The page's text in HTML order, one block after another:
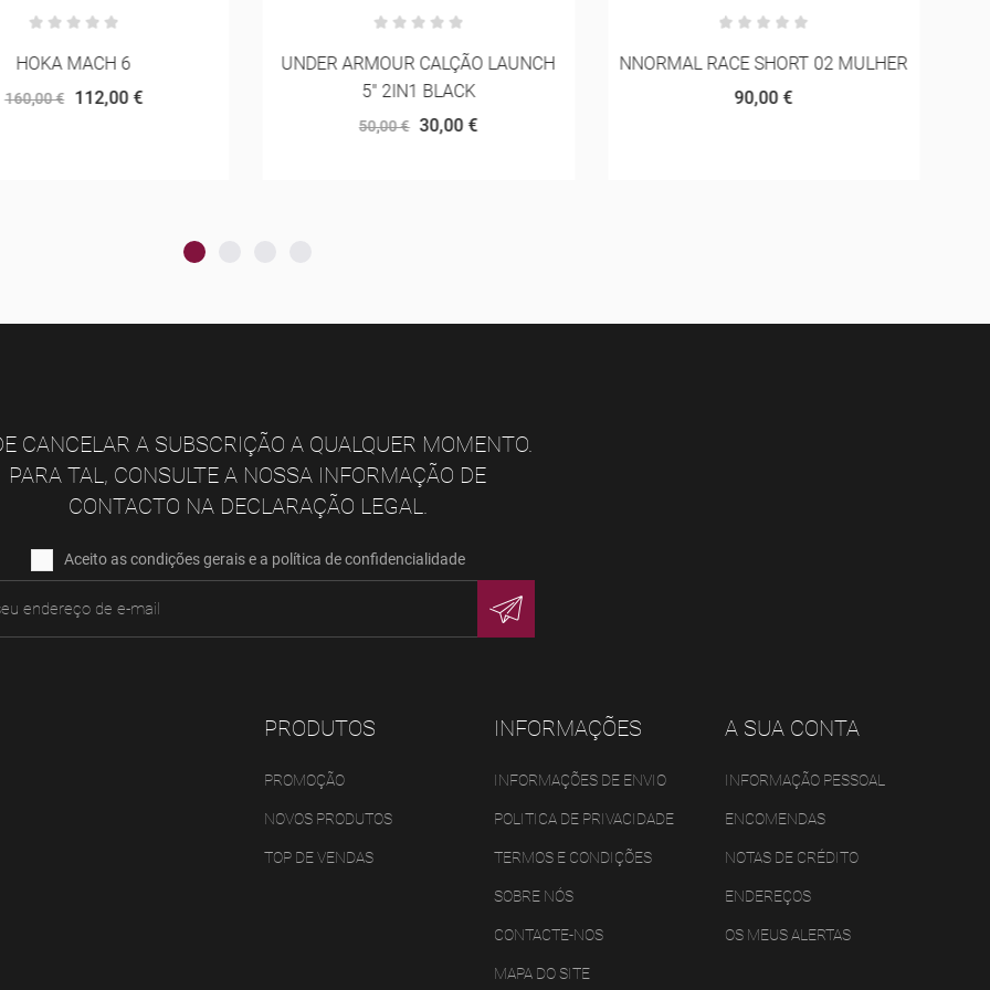
HOKA MACH 6
160,00 € 112,00 €
UNDER ARMOUR CALÇÃO LAUNCH
5" 2IN1 BLACK
50,00 € 30,00 €
NNORMAL RACE SHORT 02 MULHER
90,00 €
CANCELAR A SUBSCRIÇÃO A QUALQUER MOMENTO.
PARA TAL, CONSULTE A NOSSA INFORMAÇÃO DE
CONTACTO NA DECLARAÇÃO LEGAL.
Aceito as condições gerais e a política de confidencialidade
PRODUTOS
PROMOÇÃO
NOVOS PRODUTOS
TOP DE VENDAS
INFORMAÇÕES
INFORMAÇÕES DE ENVIO
POLITICA DE PRIVACIDADE
TERMOS E CONDIÇÕES
SOBRE NÓS
CONTACTE-NOS
MAPA DO SITE
A SUA CONTA
INFORMAÇÃO PESSOAL
ENCOMENDAS
NOTAS DE CRÉDITO
ENDEREÇOS
OS MEUS ALERTAS